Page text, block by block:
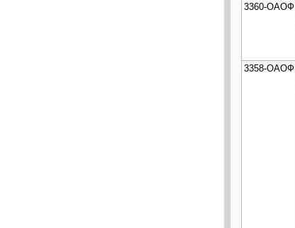
3360-ОАОФ
3358-ОАОФ